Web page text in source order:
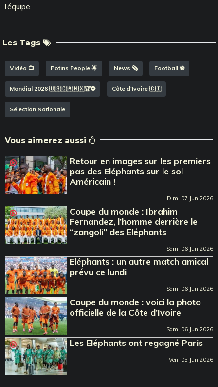
l’équipe.
Les Tags
Vidéo 📺 Potins People 🌟 News 🗞️ Football ⚽️
Mondial 2026 🇺🇸🇨🇦🇲🇽🏆⚽️ Côte d'Ivoire 🇨🇮
Sélection Nationale
Vous aimerez aussi
Retour en images sur les premiers
pas des Eléphants sur le sol
Américain !
Dim, 07 Jun 2026
Coupe du monde : Ibrahim
Fernandez, l’homme derrière le
‘‘zangoli’’ des Eléphants
Sam, 06 Jun 2026
Eléphants : un autre match amical
prévu ce lundi
Sam, 06 Jun 2026
Coupe du monde : voici la photo
officielle de la Côte d’Ivoire
Sam, 06 Jun 2026
Les Eléphants ont regagné Paris
Ven, 05 Jun 2026